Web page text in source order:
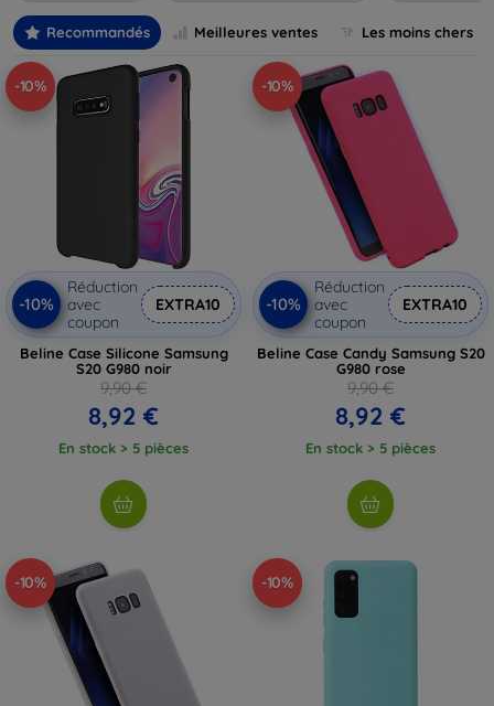
parfait pour exprimer votre style tout en assurant la
durabilité de votre appareil.
Recommandés Meilleures ventes Les moins chers
-10%
-10%
Réduction
avec
coupon
EXTRA10
Beline Case Silicone Samsung
S20 G980 noir
9,90 €
8,92 €
En stock > 5 pièces
-10%
-10%
Réduction
avec
coupon
EXTRA10
Beline Case Candy Samsung S20
G980 rose
9,90 €
8,92 €
En stock > 5 pièces
-10% -10%